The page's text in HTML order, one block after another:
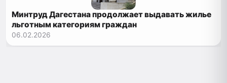
Минтруд Дагестана продолжает выдавать жилье
льготным категориям граждан
06.02.2026